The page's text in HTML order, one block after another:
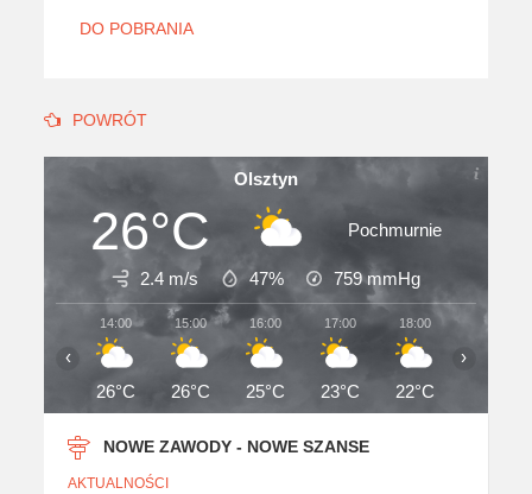
DO POBRANIA
POWRÓT
Olsztyn
26°C Pochmurnie
2.4 m/s 47% 759mmHg
14:00
26°C
15:00
26°C
16:00
25°C
17:00
23°C
18:00
22°C
19:00
‹ ›
NOWE ZAWODY - NOWE SZANSE
AKTUALNOŚCI